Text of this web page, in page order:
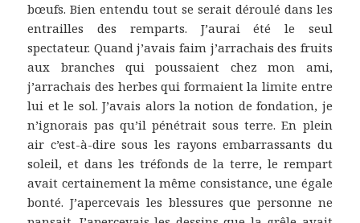
bœufs. Bien entendu tout se serait déroulé dans les
entrailles des remparts. J’aurai été le seul
spectateur. Quand j’avais faim j’arrachais des fruits
aux branches qui poussaient chez mon ami,
j’arrachais des herbes qui formaient la limite entre
lui et le sol. J’avais alors la notion de fondation, je
n’ignorais pas qu’il pénétrait sous terre. En plein
air c’est-à-dire sous les rayons embarrassants du
soleil, et dans les tréfonds de la terre, le rempart
avait certainement la même consistance, une égale
bonté. J’apercevais les blessures que personne ne